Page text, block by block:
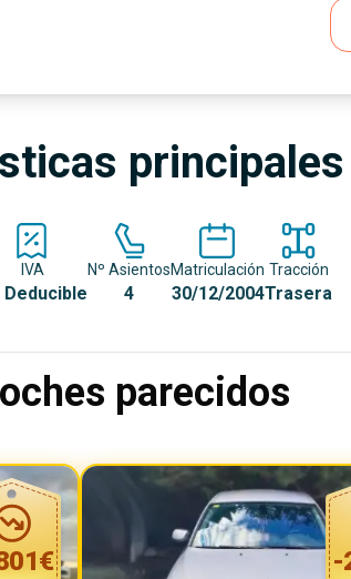
principales
IVA
Deducible
Nº Asientos
4
Matriculación
30/12/2004
Tracción
Trasera
parecidos
€ -